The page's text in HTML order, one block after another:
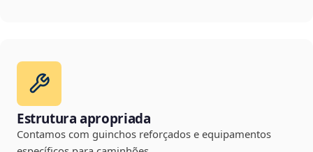
Estrutura apropriada
Contamos com guinchos reforçados e equipamentos